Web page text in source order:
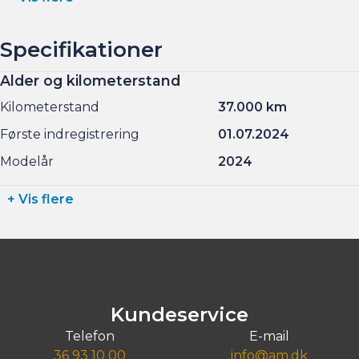
Specifikationer
Alder og kilometerstand
Kilometerstand
37.000 km
Første indregistrering
01.07.2024
Modelår
2024
+ Vis flere
Kundeservice
Telefon
36 93 10 00
E-mail
info@am.dk